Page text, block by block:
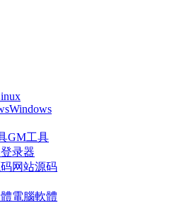
Windows
GM工具
登录器
网站源码
電腦軟體